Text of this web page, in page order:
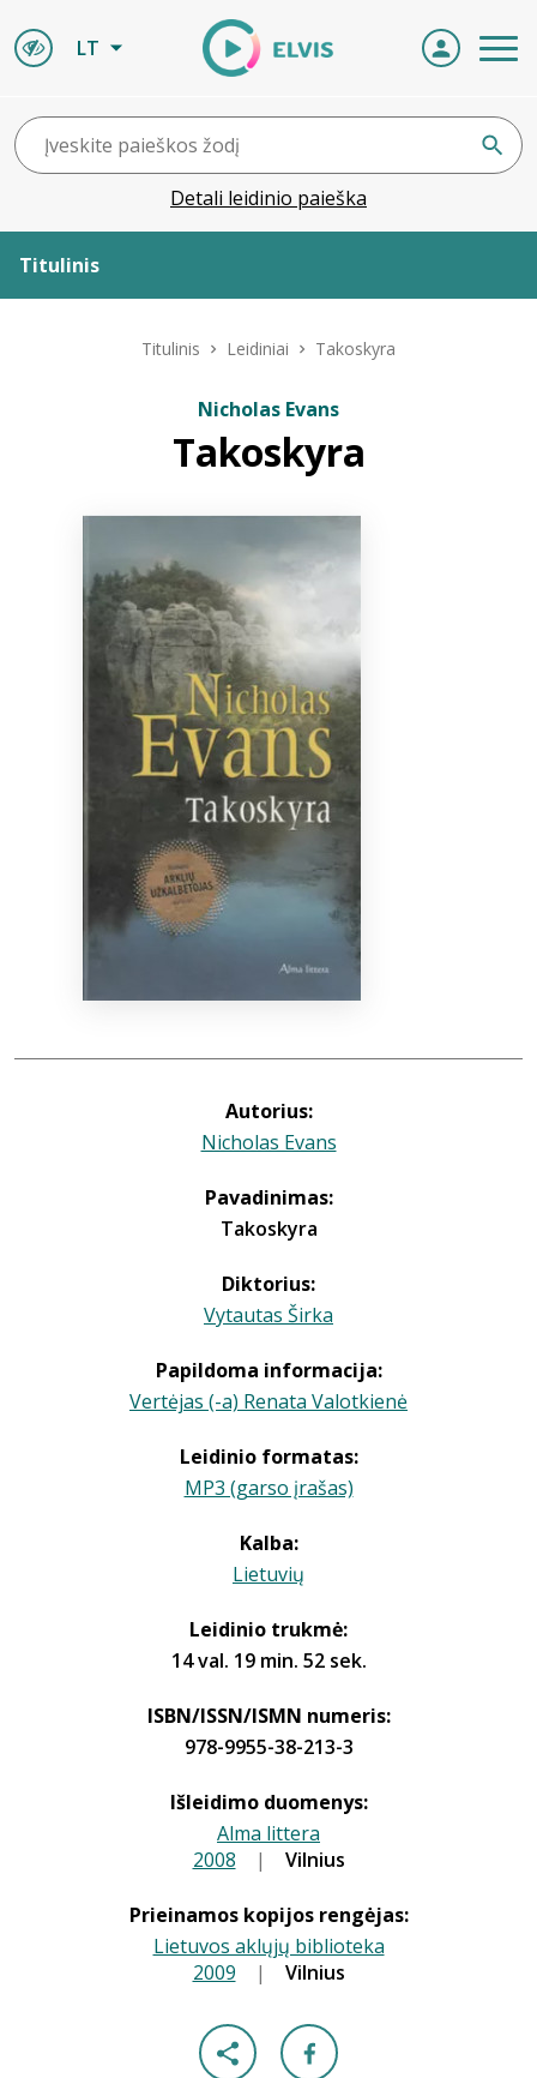
LT
Detali leidinio paieška
Titulinis
Bibliotekoms
Titulinis Leidiniai Takoskyra
Nicholas Evans
Takoskyra
Autorius:
Nicholas Evans
Pavadinimas:
Takoskyra
Diktorius:
Vytautas Širka
Papildoma informacija:
Vertėjas (-a) Renata Valotkienė
Leidinio formatas:
MP3 (garso įrašas)
Kalba:
Lietuvių
Leidinio trukmė:
14 val. 19 min. 52 sek.
ISBN/ISSN/ISMN numeris:
978-9955-38-213-3
Išleidimo duomenys:
Alma littera
2008 | Vilnius
Prieinamos kopijos rengėjas:
Lietuvos aklųjų biblioteka
2009 | Vilnius